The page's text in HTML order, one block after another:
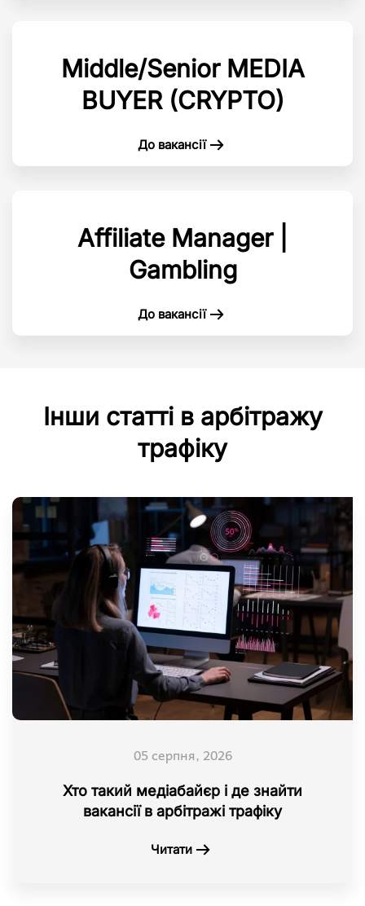
Middle/Senior MEDIA
BUYER (CRYPTO)
До вакансії
Affiliate Manager |
Gambling
До вакансії
Інши статті в арбітражу
трафіку
05 серпня, 2026
Хто такий медіабайєр і де знайти
вакансії в арбітражі трафіку
Читати